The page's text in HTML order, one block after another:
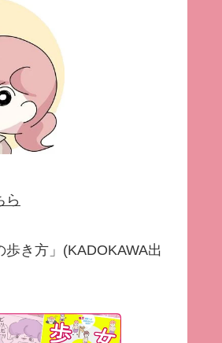
ら
歩き方」(KADOKAWA出